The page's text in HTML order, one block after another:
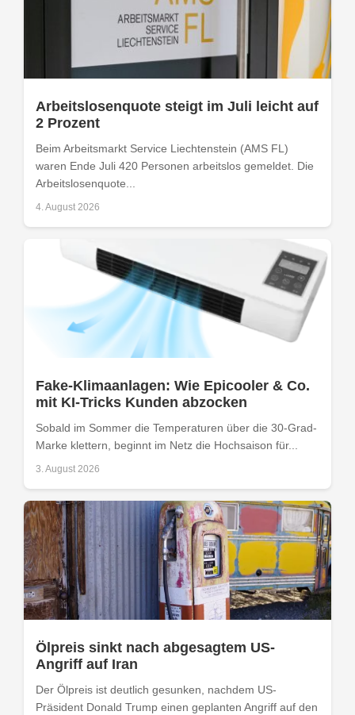
Arbeitslosenquote steigt im Juli leicht auf
2 Prozent
Beim Arbeitsmarkt Service Liechtenstein (AMS FL)
waren Ende Juli 420 Personen arbeitslos gemeldet. Die
Arbeitslosenquote...
4. August 2026
Fake-Klimaanlagen: Wie Epicooler & Co.
mit KI-Tricks Kunden abzocken
Sobald im Sommer die Temperaturen über die 30-Grad-
Marke klettern, beginnt im Netz die Hochsaison für...
3. August 2026
Ölpreis sinkt nach abgesagtem US-
Angriff auf Iran
Der Ölpreis ist deutlich gesunken, nachdem US-
Präsident Donald Trump einen geplanten Angriff auf den